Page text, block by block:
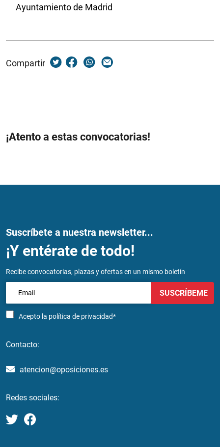
Ayuntamiento de Madrid
Compartir
¡Atento a estas convocatorias!
Suscríbete a nuestra newsletter...
¡Y entérate de todo!
Recibe convocatorias, plazas y ofertas en un mismo boletín
Acepto la política de privacidad*
SUSCRÍBEME
Contacto:
atencion@oposiciones.es
Redes sociales: